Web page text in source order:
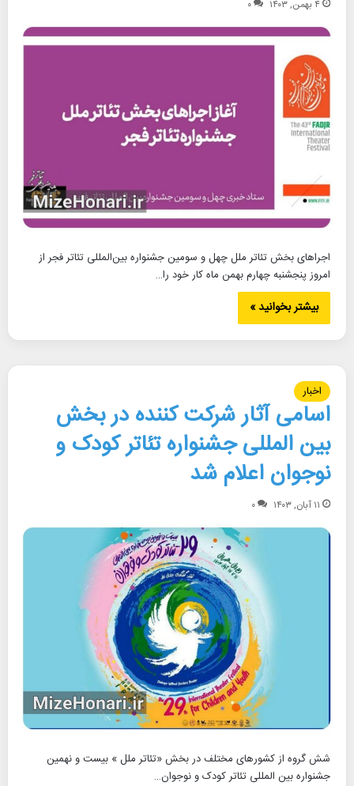
۴ بهمن, ۱۴۰۳ ۰
اجراهای بخش تئاتر ملل چهل و سومین جشنواره بین‌المللی تئاتر فجر از
امروز پنجشنبه چهارم بهمن ماه کار خود را…
بیشتر بخوانید »
اخبار
اسامی آثار شرکت کننده در بخش
بین المللی جشنواره تئاتر کودک و
نوجوان اعلام شد
۱۱ آبان, ۱۴۰۳ ۰
شش گروه از کشورهای مختلف در بخش «تئاتر ملل » بیست و نهمین
جشنواره بین المللی تئاتر کودک و نوجوان…